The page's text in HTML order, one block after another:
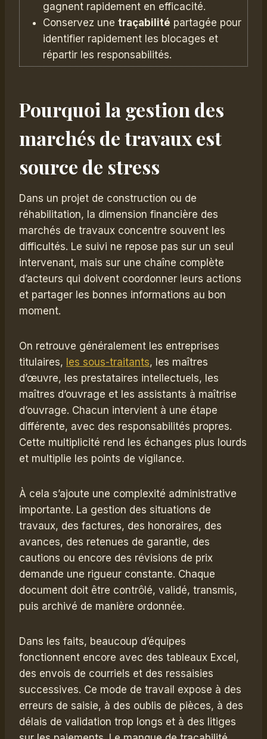
gagnent rapidement en efficacité.
Conservez une traçabilité partagée pour
identifier rapidement les blocages et
répartir les responsabilités.
Pourquoi la gestion des
marchés de travaux est
source de stress
Dans un projet de construction ou de
réhabilitation, la dimension financière des
marchés de travaux concentre souvent les
difficultés. Le suivi ne repose pas sur un seul
intervenant, mais sur une chaîne complète
d’acteurs qui doivent coordonner leurs actions
et partager les bonnes informations au bon
moment.
On retrouve généralement les entreprises
titulaires, les sous-traitants, les maîtres
d’œuvre, les prestataires intellectuels, les
maîtres d’ouvrage et les assistants à maîtrise
d’ouvrage. Chacun intervient à une étape
différente, avec des responsabilités propres.
Cette multiplicité rend les échanges plus lourds
et multiplie les points de vigilance.
À cela s’ajoute une complexité administrative
importante. La gestion des situations de
travaux, des factures, des honoraires, des
avances, des retenues de garantie, des
cautions ou encore des révisions de prix
demande une rigueur constante. Chaque
document doit être contrôlé, validé, transmis,
puis archivé de manière ordonnée.
Dans les faits, beaucoup d’équipes
fonctionnent encore avec des tableaux Excel,
des envois de courriels et des ressaisies
successives. Ce mode de travail expose à des
erreurs de saisie, à des oublis de pièces, à des
délais de validation trop longs et à des litiges